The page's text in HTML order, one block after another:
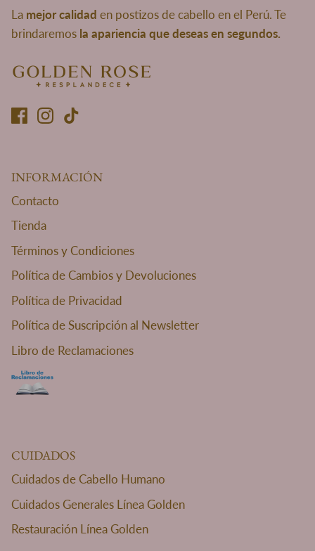
La mejor calidad en postizos de cabello en el Perú. Te
brindaremos la apariencia que deseas en segundos.
INFORMACIÓN
Contacto
Tienda
Términos y Condiciones
Política de Cambios y Devoluciones
Política de Privacidad
Política de Suscripción al Newsletter
Libro de Reclamaciones
CUIDADOS
Cuidados de Cabello Humano
Cuidados Generales Línea Golden
Restauración Línea Golden